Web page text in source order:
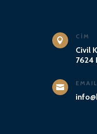

CÍM
Civil
7624

EMAIL